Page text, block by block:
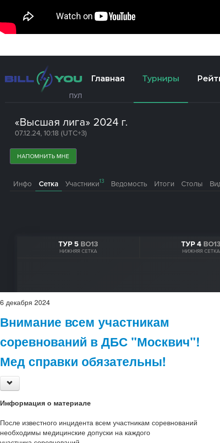
6 декабря 2024
Внимание всем участникам
соревнований в ДБС "Москвич"!
Мед справки обязательны!
Информация о материале
После известного инцидента всем участникам соревнований
необходимы медицинские допуски на каждого